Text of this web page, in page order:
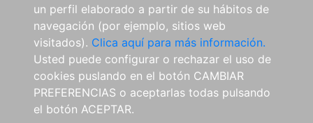
un perfil elaborado a partir de su hábitos de
navegación (por ejemplo, sitios web
visitados). Clica aquí para más información.
Usted puede configurar o rechazar el uso de
cookies puslando en el botón CAMBIAR
PREFERENCIAS o aceptarlas todas pulsando
el botón ACEPTAR.